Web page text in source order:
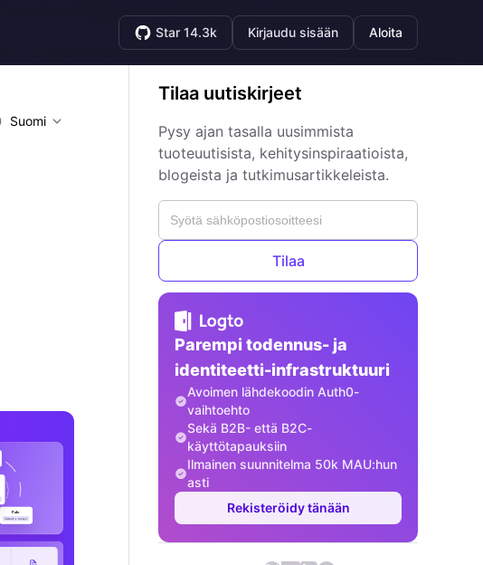
Star 14.3k Kirjaudu sisään Aloita
Suomi
Tilaa uutiskirjeet
Pysy ajan tasalla uusimmista
tuoteuutisista, kehitysinspiraatioista,
blogeista ja tutkimusartikkeleista.
Tilaa
Parempi todennus- ja
identiteetti-infrastruktuuri
Avoimen lähdekoodin Auth0-
vaihtoehto
Sekä B2B- että B2C-
käyttötapauksiin
Ilmainen suunnitelma 50k MAU:hun
asti
Rekisteröidy tänään